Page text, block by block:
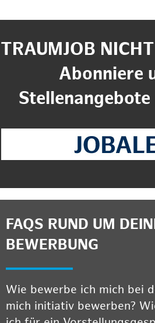
TRAUMJOB
Abonniere
FAQS RUND UM
BEWERBUNG
Wie bewerbe ich mich bei
mich initiativ bewerben?